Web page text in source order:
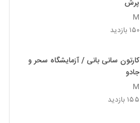
پرش
M
۱۵۰ بازدید
کارتون سانی بانی / آزمایشگاه سحر و
جادو
M
۱۵۵ بازدید